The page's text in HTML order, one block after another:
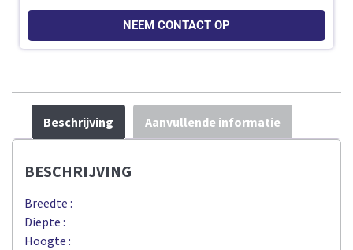
NEEM CONTACT OP
Beschrijving Aanvullende informatie
BESCHRIJVING
Breedte :
Diepte :
Hoogte :